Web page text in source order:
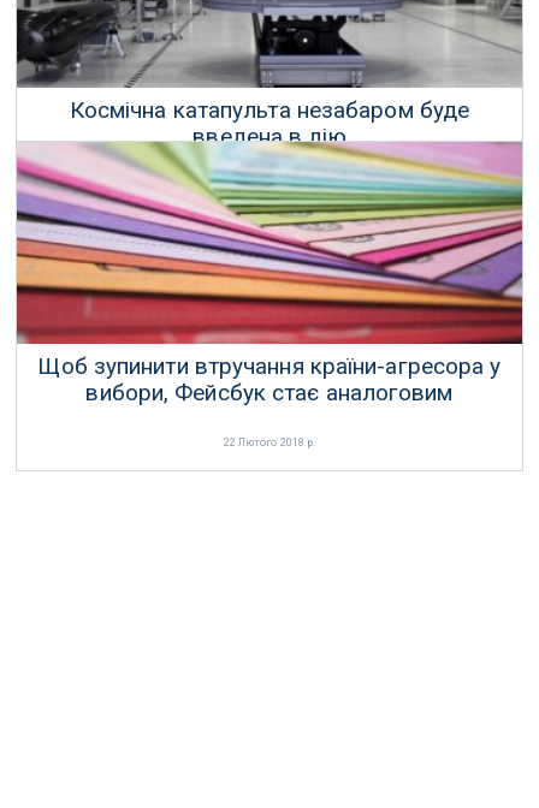
Космічна катапульта незабаром буде
введена в дію
27 Лютого 2018 р.
Щоб зупинити втручання країни-агресора у
вибори, Фейсбук стає аналоговим
22 Лютого 2018 р.